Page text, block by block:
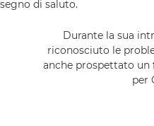
Durante la sua
riconosciuto le
anche prospettato
per